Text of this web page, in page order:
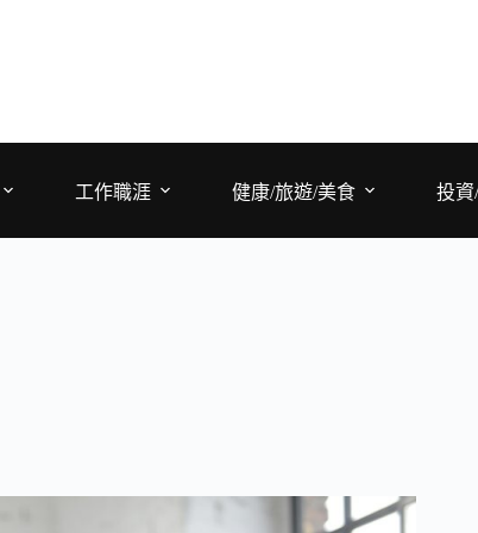
工作職涯 健康/旅遊/美食 投資